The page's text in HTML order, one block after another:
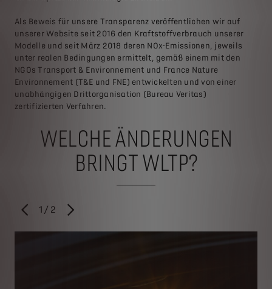
Als Beweis für unsere Transparenz veröffentlichen wir auf
unserer Website seit 2016 den Kraftstoffverbrauch unserer
Modelle und seit März 2018 deren NOx-Emissionen, jeweils
unter realen Bedingungen ermittelt, gemäß einem mit den
NGOs Transport & Environnement und France Nature
Environnement (T&E und FNE) entwickelten und von einer
unabhängigen Drittorganisation (Bureau Veritas)
zertifizierten Verfahren.
WELCHE ÄNDERUNGEN
BRINGT WLTP?
VORHERIGES
1 / 2 NÄCHSTES